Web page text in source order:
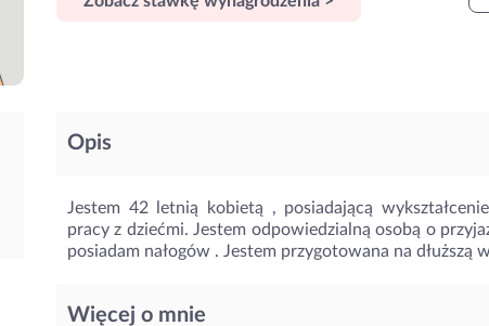
Opis
Jestem 42 letnią kobietą , posiadającą
pracy z dziećmi. Jestem odpowiedzialną osobą o
posiadam nałogów . Jestem przygotowana na dłuższą
Więcej o mnie